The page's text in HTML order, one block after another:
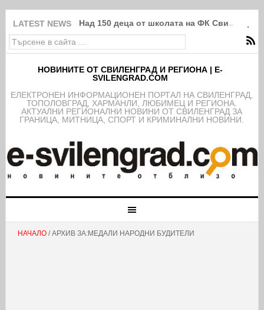
LATEST NEWS Над 150 деца от школата на ФК
НОВИНИТЕ ОТ СВИЛЕНГРАД И РЕГИОНА | E-
SVILENGRAD.COM
EЛЕКТРОНЕН ИНФОРМАЦИОНЕН ПОРТАЛ НА СВИЛЕНГРАД,
ТОПОЛОВГРАД, ХАРМАНЛИ, ЛЮБИМЕЦ И РЕГИОНА.
АКТУАЛНИ РЕГИОНАЛНИ НОВИНИ ОТ СВИЛЕНГРАД ЗА
ГРАНИЦА, МИТНИЦА, СПОРТ И КРИМИНАЛНИ НОВИНИ.
НАЧАЛО/ АРХИВ ЗА:МЕДАЛИ НАРОДНИ БУДИТЕЛИ